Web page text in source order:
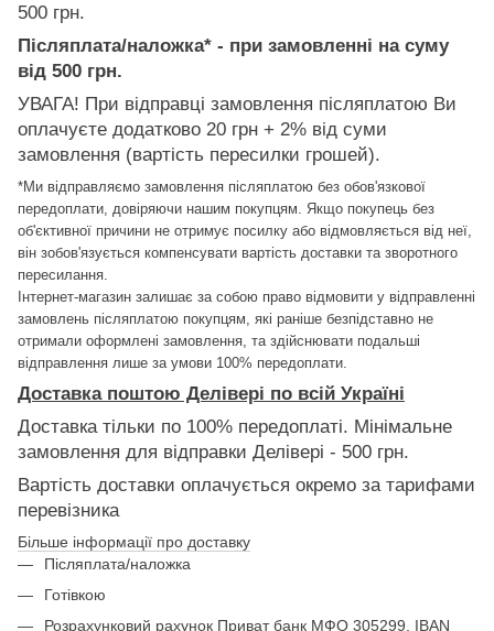
500 грн.
Післяплата/наложка* - при замовленні на суму
від 500 грн.
УВАГА! При відправці замовлення післяплатою Ви
оплачуєте додатково 20 грн + 2% від суми
замовлення (вартість пересилки грошей).
*Ми відправляємо замовлення післяплатою без обов'язкової
передоплати, довіряючи нашим покупцям. Якщо покупець без
об'єктивної причини не отримує посилку або відмовляється від неї,
він зобов'язується компенсувати вартість доставки та зворотного
пересилання.
Інтернет-магазин залишає за собою право відмовити у відправленні
замовлень післяплатою покупцям, які раніше безпідставно не
отримали оформлені замовлення, та здійснювати подальші
відправлення лише за умови 100% передоплати.
Доставка поштою Делівері по всій Україні
Доставка тільки по 100% передоплаті. Мінімальне
замовлення для відправки Делівері - 500 грн.
Вартість доставки оплачується окремо за тарифами
перевізника
Більше інформації про доставку
Післяплата/наложка
Готівкою
Розрахунковий рахунок Приват банк МФО 305299, IBAN